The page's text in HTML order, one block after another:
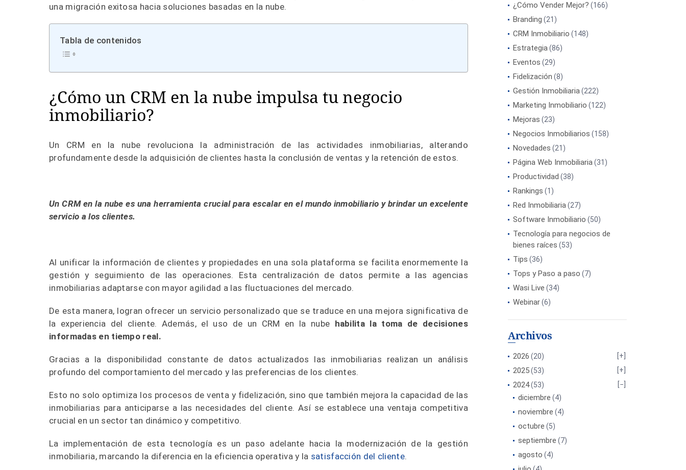
una migración exitosa hacia soluciones basadas en la nube.
Tabla de contenidos
¿Cómo un CRM en la nube impulsa tu negocio
inmobiliario?
Un CRM en la nube revoluciona la administración de las actividades inmobiliarias, alterando
profundamente desde la adquisición de clientes hasta la conclusión de ventas y la retención de estos.
Un CRM en la nube es una herramienta crucial para escalar en el mundo inmobiliario y brindar un excelente
servicio a los clientes.
Al unificar la información de clientes y propiedades en una sola plataforma se facilita enormemente la
gestión y seguimiento de las operaciones. Esta centralización de datos permite a las agencias
inmobiliarias adaptarse con mayor agilidad a las fluctuaciones del mercado.
De esta manera, logran ofrecer un servicio personalizado que se traduce en una mejora significativa de
la experiencia del cliente. Además, el uso de un CRM en la nube habilita la toma de decisiones
informadas en tiempo real.
Gracias a la disponibilidad constante de datos actualizados las inmobiliarias realizan un análisis
profundo del comportamiento del mercado y las preferencias de los clientes.
Esto no solo optimiza los procesos de venta y fidelización, sino que también mejora la capacidad de las
inmobiliarias para anticiparse a las necesidades del cliente. Así se establece una ventaja competitiva
crucial en un sector tan dinámico y competitivo.
La implementación de esta tecnología es un paso adelante hacia la modernización de la gestión
inmobiliaria, marcando la diferencia en la eficiencia operativa y la satisfacción del cliente.
¿Cómo Vender Mejor? (166)
Branding (21)
CRM Inmobiliario (148)
Estrategia(86)
Eventos (29)
Fidelización (8)
Gestión Inmobiliaria(222)
Marketing Inmobiliario (122)
Mejoras (23)
Negocios Inmobiliarios (158)
Novedades (21)
Página Web Inmobiliaria(31)
Productividad (38)
Rankings (1)
Red Inmobiliaria(27)
Software Inmobiliario (50)
Tecnología para negocios de
bienes raíces (53)
Tips (36)
Tops y Paso a paso (7)
Wasi Live (34)
Webinar(6)
Archivos
2026 (20)
2025(53)
2024(53)
diciembre (4)
noviembre (4)
octubre (5)
septiembre (7)
agosto (4)